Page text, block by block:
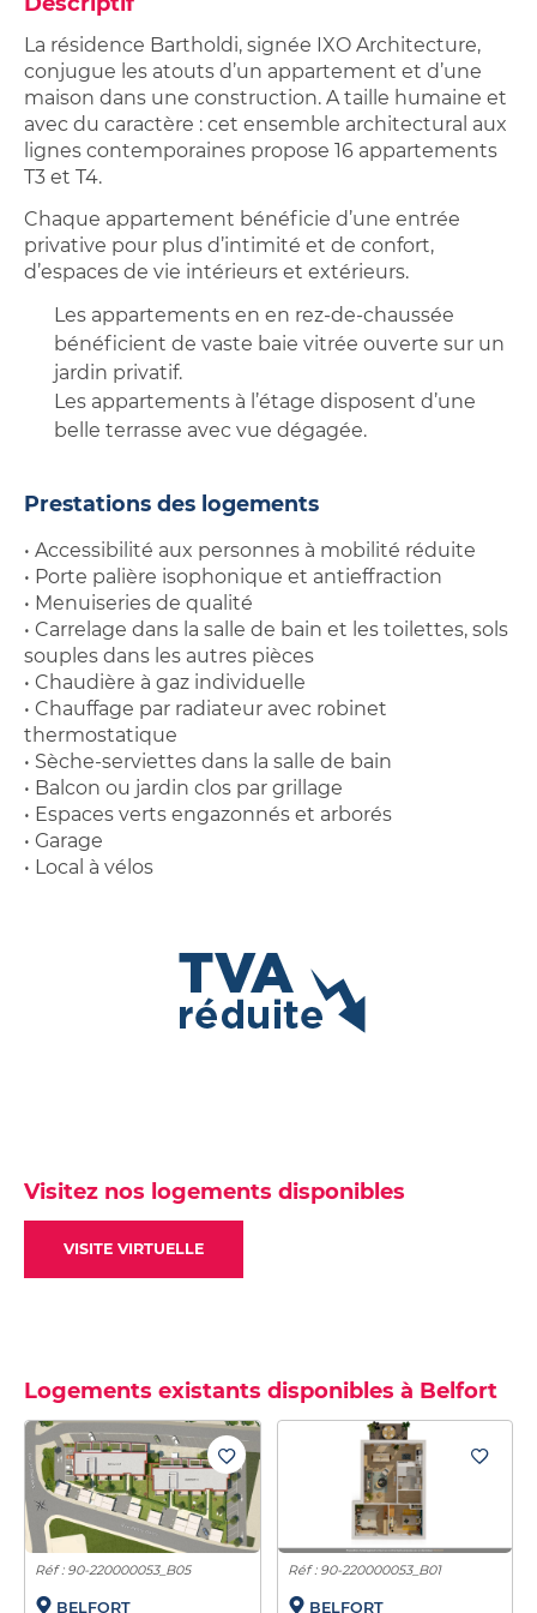
La résidence Bartholdi, signée IXO Architecture,
conjugue les atouts d’un appartement et d’une
maison dans une construction. A taille humaine et
avec du caractère : cet ensemble architectural aux
lignes contemporaines propose 16 appartements
T3 et T4.
Chaque appartement bénéficie d’une entrée
privative pour plus d’intimité et de confort,
d’espaces de vie intérieurs et extérieurs.
Les appartements en en rez-de-chaussée
bénéficient de vaste baie vitrée ouverte sur un
jardin privatif.
Les appartements à l’étage disposent d’une
belle terrasse avec vue dégagée.
Prestations des logements
• Accessibilité aux personnes à mobilité réduite
• Porte palière isophonique et antieffraction
• Menuiseries de qualité
• Carrelage dans la salle de bain et les toilettes, sols
souples dans les autres pièces
• Chaudière à gaz individuelle
• Chauffage par radiateur avec robinet
thermostatique
• Sèche-serviettes dans la salle de bain
• Balcon ou jardin clos par grillage
• Espaces verts engazonnés et arborés
• Garage
• Local à vélos
Visitez nos logements disponibles
VISITE VIRTUELLE
Logements existants disponibles à Belfort
Réf : 90-220000053_B05
BELFORT
Réf : 90-220000053_B01
BELFORT